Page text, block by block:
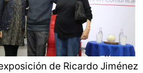
de Ricardo Jiménez